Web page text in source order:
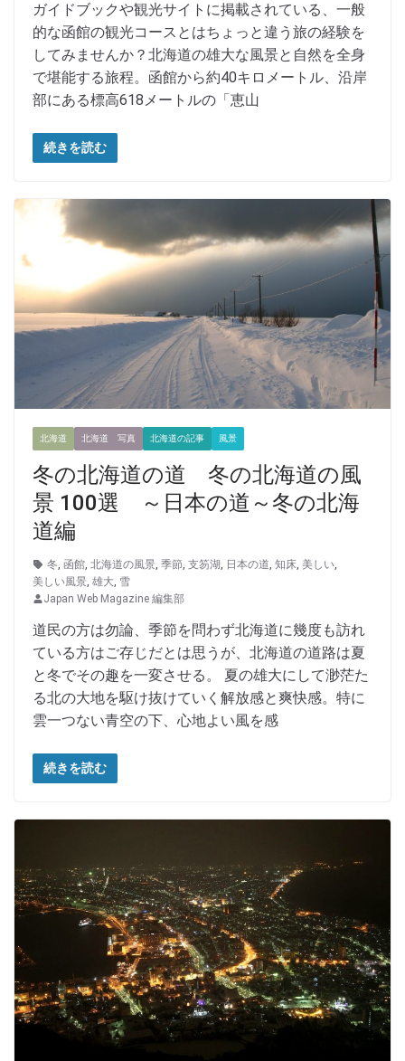
ガイドブックや観光サイトに掲載されている、一般
的な函館の観光コースとはちょっと違う旅の経験を
してみませんか？北海道の雄大な風景と自然を全身
で堪能する旅程。函館から約40キロメートル、沿岸
部にある標高618メートルの「恵山
続きを読む
北海道 北海道 写真 北海道の記事 風景
冬の北海道の道 冬の北海道の風
景 100選 ～日本の道～冬の北海
道編
冬 函館 北海道の風景 季節 支笏湖 日本の道 知床 美しい
美しい風景 雄大 雪
Japan Web Magazine 編集部
道民の方は勿論、季節を問わず北海道に幾度も訪れ
ている方はご存じだとは思うが、北海道の道路は夏
と冬でその趣を一変させる。 夏の雄大にして渺茫た
る北の大地を駆け抜けていく解放感と爽快感。特に
雲一つない青空の下、心地よい風を感
続きを読む